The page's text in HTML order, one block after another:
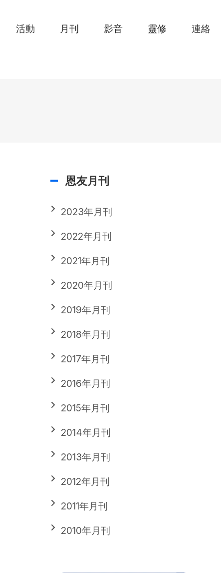
活動 月刊 影音 靈修 連絡
恩友月刊
2023年月刊
2022年月刊
2021年月刊
2020年月刊
2019年月刊
2018年月刊
2017年月刊
2016年月刊
2015年月刊
2014年月刊
2013年月刊
2012年月刊
2011年月刊
2010年月刊